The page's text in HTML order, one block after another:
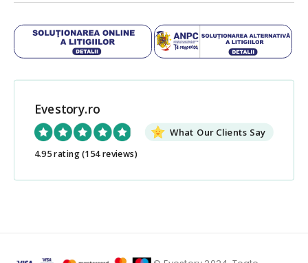
Evestory.ro
What Our Clients Say
4.95 rating(154 reviews)